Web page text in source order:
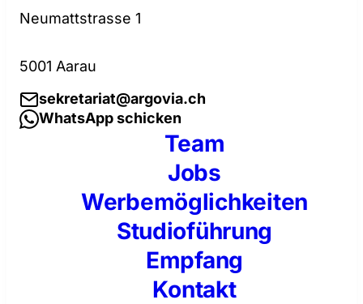
Neumattstrasse 1
5001 Aarau
sekretariat@argovia.ch
WhatsApp schicken
Team
Jobs
Werbemöglichkeiten
Studioführung
Empfang
Kontakt